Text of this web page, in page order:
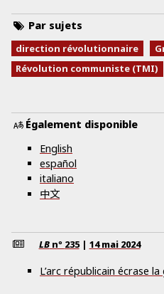
Par sujets
direction révolutionnaire
Révolution communiste (TMI)
Également disponible
English
español
italiano
中文
LBnº 235 | 14 mai 2024
L’arc républicain écrase la